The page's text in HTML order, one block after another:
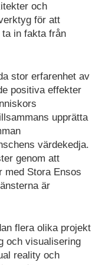
och
för att
ta in fakta från
stor erfarenhet av
positiva effekter
upprätta
värdekedja.
genom att
med Stora Ensos
är
flera olika projekt
och visualisering
reality och